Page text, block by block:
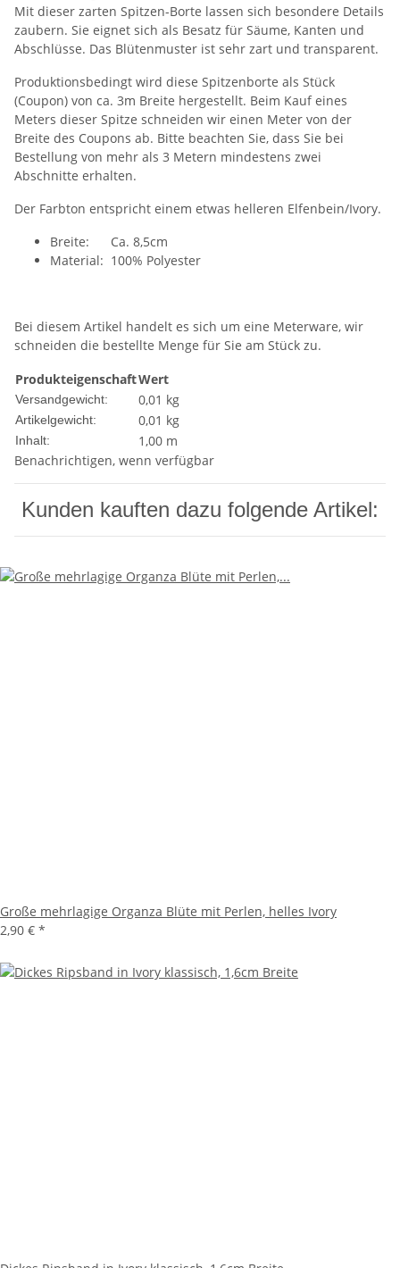
Mit dieser zarten Spitzen-Borte lassen sich besondere Details
zaubern. Sie eignet sich als Besatz für Säume, Kanten und
Abschlüsse. Das Blütenmuster ist sehr zart und transparent.
Produktionsbedingt wird diese Spitzenborte als Stück
(Coupon) von ca. 3m Breite hergestellt. Beim Kauf eines
Meters dieser Spitze schneiden wir einen Meter von der
Breite des Coupons ab. Bitte beachten Sie, dass Sie bei
Bestellung von mehr als 3 Metern mindestens zwei
Abschnitte erhalten.
Der Farbton entspricht einem etwas helleren Elfenbein/Ivory.
Breite: Ca. 8,5cm
Material: 100% Polyester
Bei diesem Artikel handelt es sich um eine Meterware, wir
schneiden die bestellte Menge für Sie am Stück zu.
ProdukteigenschaftWert
Versandgewicht: 0,01 kg
Artikelgewicht: 0,01 kg
Inhalt:
1,00 m
Benachrichtigen, wenn verfügbar
Kunden kauften dazu folgende Artikel:
Große mehrlagige Organza Blüte mit Perlen, helles Ivory
2,90 € *